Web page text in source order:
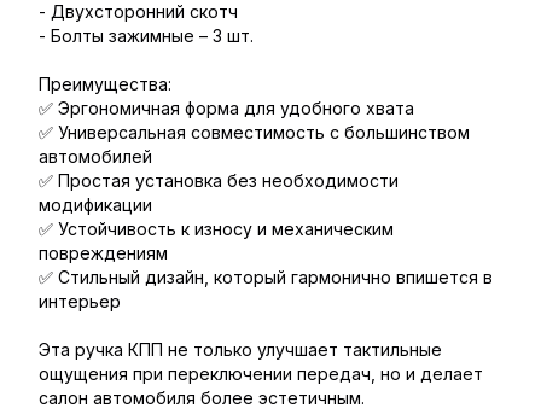
- Двухсторонний скотч
- Болты зажимные – 3 шт.
Преимущества:
✅ Эргономичная форма для удобного хвата
✅ Универсальная совместимость с большинством
автомобилей
✅ Простая установка без необходимости
модификации
✅ Устойчивость к износу и механическим
повреждениям
✅ Стильный дизайн, который гармонично впишется в
интерьер
Эта ручка КПП не только улучшает тактильные
ощущения при переключении передач, но и делает
салон автомобиля более эстетичным.